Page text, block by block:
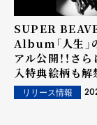
SUPER
Album「人生」
アル公開！！さ
入特典絵柄も解禁
リリース情報